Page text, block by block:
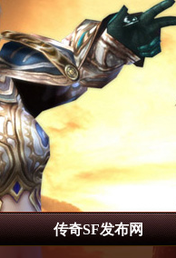
传奇SF发布网